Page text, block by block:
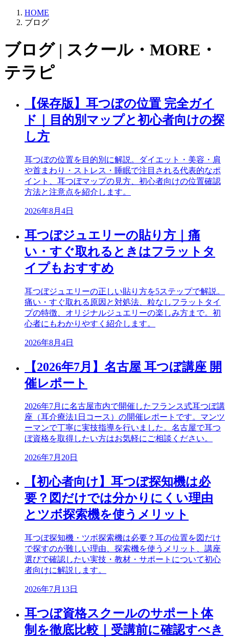
HOME
ブログ
ブログ | スクール・MORE・
テラピ
【保存版】耳つぼの位置 完全ガイ
ド｜目的別マップと初心者向けの探
し方
耳つぼの位置を目的別に解説。ダイエット・美容・肩
や首まわり・ストレス・睡眠で注目される代表的なポ
イント、耳つぼマップの見方、初心者向けの位置確認
方法と注意点を紹介します。
2026年8月4日
耳つぼジュエリーの貼り方｜痛
い・すぐ取れるときはフラットタ
イプもおすすめ
耳つぼジュエリーの正しい貼り方を5ステップで解説。
痛い・すぐ取れる原因と対処法、粒なしフラットタイ
プの特徴、オリジナルジュエリーの楽しみ方まで。初
心者にもわかりやすく紹介します。
2026年8月4日
【2026年7月】名古屋 耳つぼ講座 開
催レポート
2026年7月に名古屋市内で開催したフランス式耳つぼ講
座（耳介療法1日コース）の開催レポートです。マンツ
ーマンで丁寧に実技指導を行いました。名古屋で耳つ
ぼ資格を取得したい方はお気軽にご相談ください。
2026年7月20日
【初心者向け】耳つぼ探知機は必
要？図だけでは分かりにくい理由
とツボ探索機を使うメリット
耳つぼ探知機・ツボ探索機は必要？耳の位置を図だけ
で探すのが難しい理由、探索機を使うメリット、講座
選びで確認したい実技・教材・サポートについて初心
者向けに解説します。
2026年7月13日
耳つぼ資格スクールのサポート体
制を徹底比較｜受講前に確認すべき